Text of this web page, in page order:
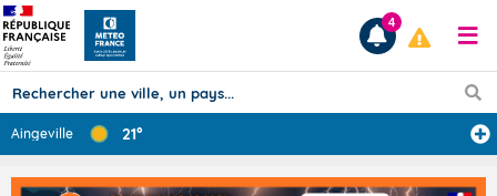
Prévisions
4
Aingeville 21°